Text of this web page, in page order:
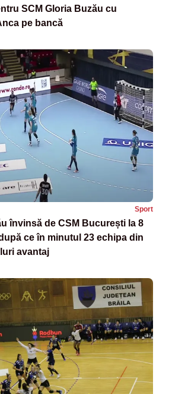
SCM Gloria Buzău cu
pe bancă
Sport
învinsă de CSM București la 8
ce în minutul 23 echipa din
avantaj